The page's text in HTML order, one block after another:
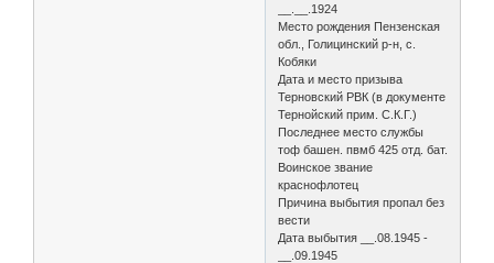
__.__.1924
Место рождения Пензенская
обл., Голицинский р-н, с.
Кобяки
Дата и место призыва
Терновский РВК (в документе
Тернойский прим. С.К.Г.)
Последнее место службы
тоф башен. пвмб 425 отд. бат.
Воинское звание
краснофлотец
Причина выбытия пропал без
вести
Дата выбытия __.08.1945 -
__.09.1945